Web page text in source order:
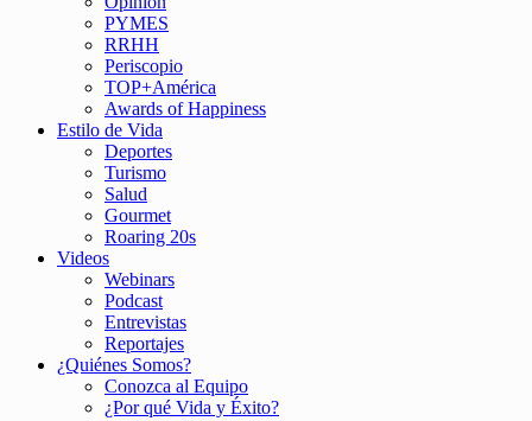
PYMES
RRHH
Periscopio
TOP+América
Awards of Happiness
Estilo de Vida
Deportes
Turismo
Salud
Gourmet
Roaring 20s
Videos
Webinars
Podcast
Entrevistas
Reportajes
¿Quiénes Somos?
Conozca al Equipo
¿Por qué Vida y Éxito?